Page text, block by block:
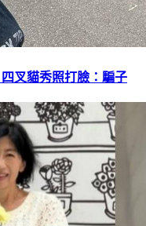
叉貓秀照打臉：騙子